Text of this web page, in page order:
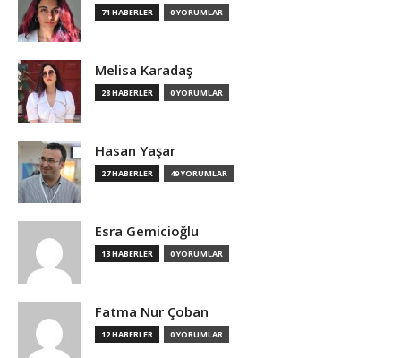
71 HABERLER 0 YORUMLAR
Melisa Karadaş
28 HABERLER 0 YORUMLAR
Hasan Yaşar
27 HABERLER 49 YORUMLAR
Esra Gemicioğlu
13 HABERLER 0 YORUMLAR
Fatma Nur Çoban
12 HABERLER 0 YORUMLAR